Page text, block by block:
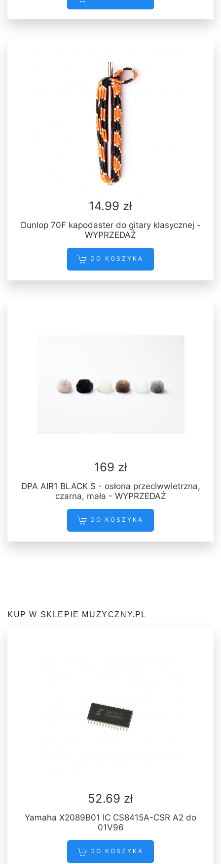
14.99 zł
Dunlop 70F kapodaster do gitary klasycznej -
WYPRZEDAŻ
DO KOSZYKA
169 zł
DPA AIR1 BLACK S - osłona przeciwwietrzna,
czarna, mała - WYPRZEDAŻ
DO KOSZYKA
KUP W SKLEPIE MUZYCZNY.PL
52.69 zł
Yamaha X2089B01 IC CS8415A-CSR A2 do
01V96
DO KOSZYKA